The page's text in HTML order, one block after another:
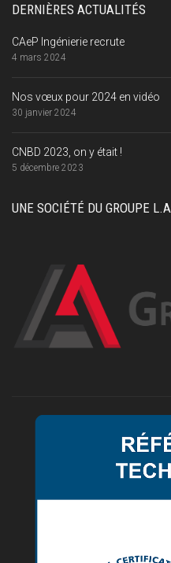
DERNIÈRES ACTUALITÉS
CAeP Ingénierie recrute
4 mars 2024
Nos vœux pour 2024 en vidéo
30 janvier 2024
CNBD 2023, on y était !
5 décembre 2023
UNE SOCIÉTÉ DU GROUPE L.A